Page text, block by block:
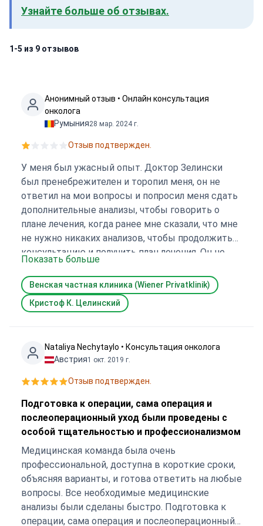
Узнайте больше об отзывах.
1-5 из 9 отзывов
Анонимный отзыв • Онлайн консультация
онколога
Румыния28 мар. 2024 г.
Отзыв подтвержден.
У меня был ужасный опыт. Доктор Зелински
был пренебрежителен и торопил меня, он не
ответил на мои вопросы и попросил меня сдать
дополнительные анализы, чтобы говорить о
плане лечения, когда ранее мне сказали, что мне
не нужно никаких анализов, чтобы продолжить
консультацию и получить план лечения. Он не
потрудился объяснить суть заболевания или
варианты лечения. Я с нетерпением ждала
разговора с ним и возлагала столько надежд.
Мне нужен был кто-то, кто объяснит и направит
сочувствия и профессионализма. В Bookimed
извинились, но сказали, что ничего не могут
сделать, потому что я заплатил напрямую
они не берут на себя ответственность, так что
будьте очень осторожны при бронировании
любых услуг. Я потратила 400 евро за 10 минут,
в течение которых пыталась задать несколько
вопросов, чтобы получить хоть какую-то отдачу
за эти деньги, но единственное, что я получила, -
это разочарование, досаду, стресс и потерю
времени на споры. Я попросил хотя бы задать
несколько вопросов в письменном виде, чтобы
Показать больше
Венская частная клиника (Wiener Privatklinik)
Кристоф К. Целинский
Nataliya Nechytaylo • Консультация онколога
Австрия1 окт. 2019 г.
Отзыв подтвержден.
Подготовка к операции, сама операция и
послеоперационный уход были проведены с
особой тщательностью и профессионализмом
Медицинская команда была очень
профессиональной, доступна в короткие сроки,
объясняя варианты, и готова ответить на любые
вопросы. Все необходимые медицинские
анализы были сделаны быстро. Подготовка к
операции, сама операция и послеоперационный